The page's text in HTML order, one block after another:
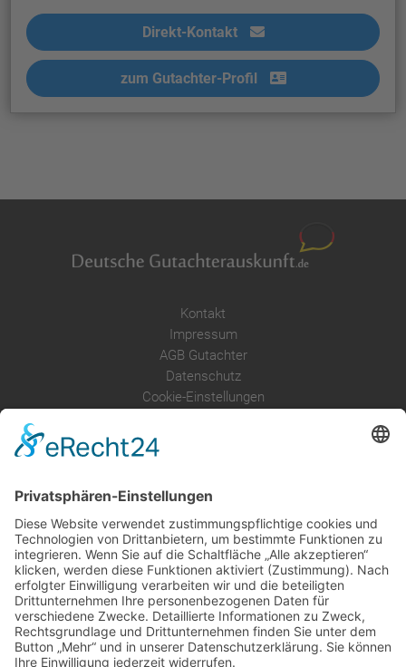
Direkt-Kontakt
zum Gutachter-Profil
Kontakt
Impressum
AGB Gutachter
Datenschutz
Cookie-Einstellungen
Kosten im Überblick
AGB Nutzer
Gutachter suchen
Gutachter Blog
Auftragsbörse
Anfrage
Presse